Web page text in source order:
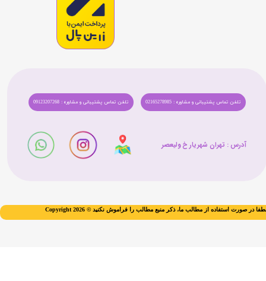
تلفن تماس پشتیبانی و مشاوره : 09123207268 تلفن تماس پشتیبانی و مشاوره : 02165278985
آدرس : تهران شهریار خ ولیعصر​​​​​​​